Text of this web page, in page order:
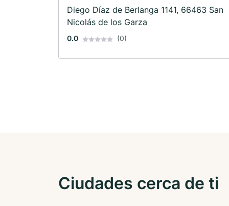
Diego Díaz de Berlanga 1141, 66463 San
Nicolás de los Garza
0.0 (0)
Ciudades cerca de ti